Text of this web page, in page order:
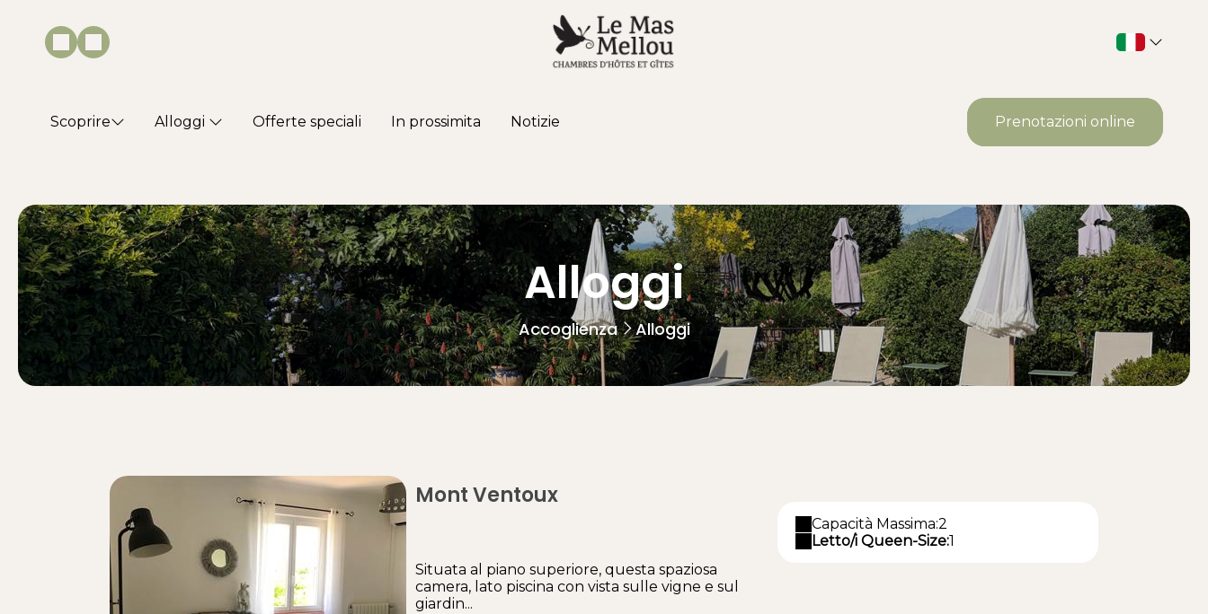
Scoprire Alloggi Offerte speciali In prossimita Notizie Prenotazioni online
Alloggi
Accoglienza Alloggi
Mont Ventoux
Situata al piano superiore, questa spaziosa
camera, lato piscina con vista sulle vigne e sul
giardin...
Capacità Massima:2
Letto/i Queen-Size:1